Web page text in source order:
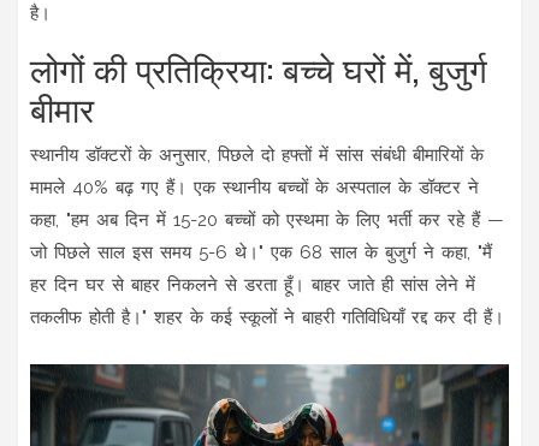
है।
लोगों की प्रतिक्रिया: बच्चे घरों में, बुजुर्ग
बीमार
स्थानीय डॉक्टरों के अनुसार, पिछले दो हफ्तों में सांस संबंधी बीमारियों के
मामले 40% बढ़ गए हैं। एक स्थानीय बच्चों के अस्पताल के डॉक्टर ने
कहा, "हम अब दिन में 15-20 बच्चों को एस्थमा के लिए भर्ती कर रहे हैं —
जो पिछले साल इस समय 5-6 थे।" एक 68 साल के बुजुर्ग ने कहा, "मैं
हर दिन घर से बाहर निकलने से डरता हूँ। बाहर जाते ही सांस लेने में
तकलीफ होती है।" शहर के कई स्कूलों ने बाहरी गतिविधियाँ रद्द कर दी हैं।